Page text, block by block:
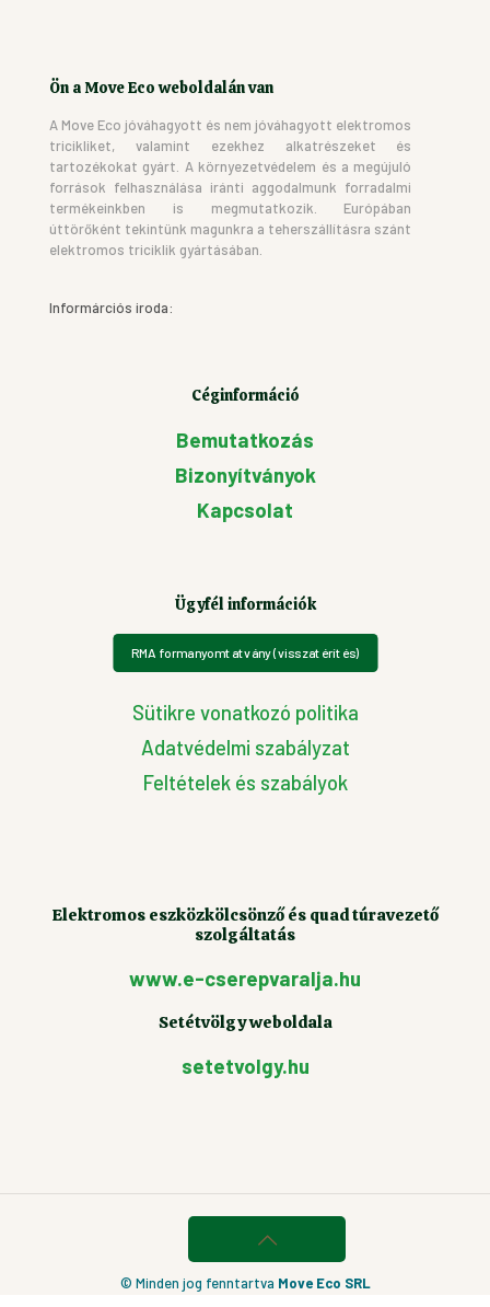
Ön a Move Eco weboldalán van
A Move Eco jóváhagyott és nem jóváhagyott elektromos
tricikliket, valamint ezekhez alkatrészeket és
tartozékokat gyárt. A környezetvédelem és a megújuló
források felhasználása iránti aggodalmunk forradalmi
termékeinkben is megmutatkozik. Európában
úttörőként tekintünk magunkra a teherszállításra szánt
elektromos triciklik gyártásában.
Informárciós iroda:
Céginformáció
Bemutatkozás
Bizonyítványok
Kapcsolat
Ügyfél információk
RMA formanyomtatvány (visszatérítés)
Sütikre vonatkozó politika
Adatvédelmi szabályzat
Feltételek és szabályok
Elektromos eszközkölcsönző és quad túravezető
szolgáltatás
www.e-cserepvaralja.hu
Setétvölgy weboldala
setetvolgy.hu
© Minden jog fenntartva Move Eco SRL